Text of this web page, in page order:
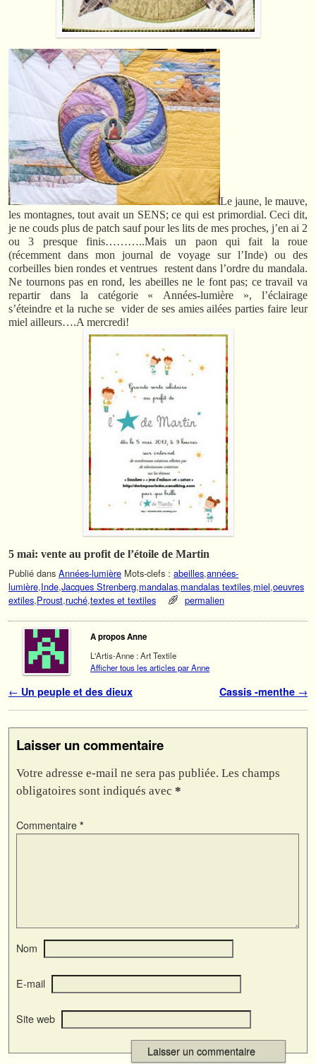
Le jaune, le mauve,
les montagnes, tout avait un SENS; ce qui est primordial. Ceci dit,
je ne couds plus de patch sauf pour les lits de mes proches, j’en ai 2
ou 3 presque finis………..Mais un paon qui fait la roue
(récemment dans mon journal de voyage sur l’Inde) ou des
corbeilles bien rondes et ventrues restent dans l’ordre du mandala.
Ne tournons pas en rond, les abeilles ne le font pas; ce travail va
repartir dans la catégorie « Années-lumière », l’éclairage
s’éteindre et la ruche se vider de ses amies ailées parties faire leur
miel ailleurs….A mercredi!
5 mai: vente au profit de l’étoile de Martin
Publié dans Années-lumière Mots-clefs : abeilles,années-
lumière,Inde,Jacques Strenberg,mandalas,mandalas textiles,miel,oeuvres
extiles,Proust,ruché,textes et textiles permalien
A propos Anne
L'Artis-Anne : Art Textile
Afficher tous les articles par Anne
Navigation des articles
← Un peuple et des dieux Cassis -menthe →
Laisser un commentaire
Votre adresse e-mail ne sera pas publiée. Les champs
obligatoires sont indiqués avec *
Commentaire *
Nom
E-mail
Site web